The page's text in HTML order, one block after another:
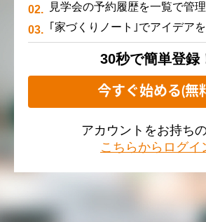
見学会の予約履歴を一覧で管理
｢家づくりノート｣でアイデア
30秒で簡単登録
今すぐ始める(無
アカウントをお持ち
こちらからログイ